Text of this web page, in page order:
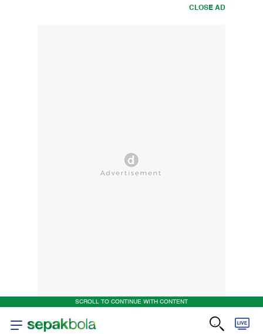
CLOSE AD
SCROLL TO CONTINUE WITH CONTENT